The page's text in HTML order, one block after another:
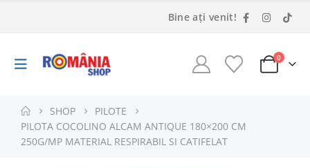
Bine ați venit!
0
SHOP
PILOTE
PILOTA COCOLINO ALCAM ANTIQUE 180×200 CM
250G/MP MATERIAL RESPIRABIL SI CATIFELAT